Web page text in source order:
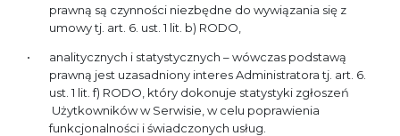
prawną są czynności niezbędne do wywiązania się z
umowy tj. art. 6. ust. 1 lit. b) RODO,
analitycznych i statystycznych – wówczas podstawą
prawną jest uzasadniony interes Administratora tj. art. 6.
ust. 1 lit. f) RODO, który dokonuje statystyki zgłoszeń
Użytkowników w Serwisie, w celu poprawienia
funkcjonalności i świadczonych usług.